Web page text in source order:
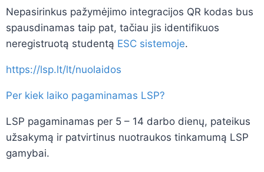
Nepasirinkus pažymėjimo integracijos QR kodas bus
spausdinamas taip pat, tačiau jis identifikuos
neregistruotą studentą ESC sistemoje.
https://lsp.lt/lt/nuolaidos
Per kiek laiko pagaminamas LSP?
LSP pagaminamas per 5 – 14 darbo dienų, pateikus
užsakymą ir patvirtinus nuotraukos tinkamumą LSP
gamybai.